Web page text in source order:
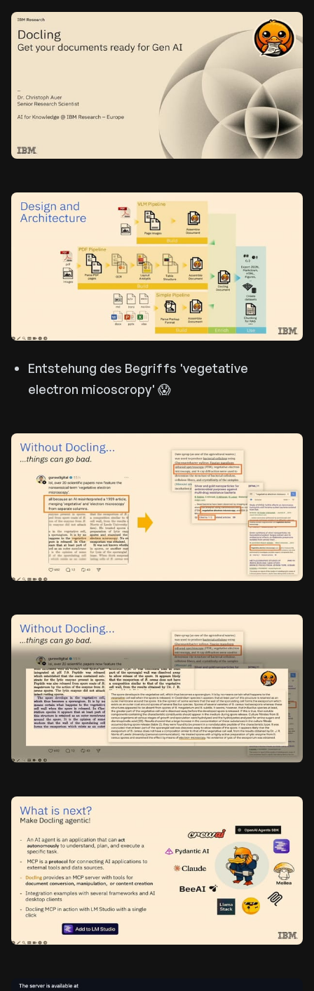
Entstehung des Begriffs 'vegetative
electron micoscropy' 😱